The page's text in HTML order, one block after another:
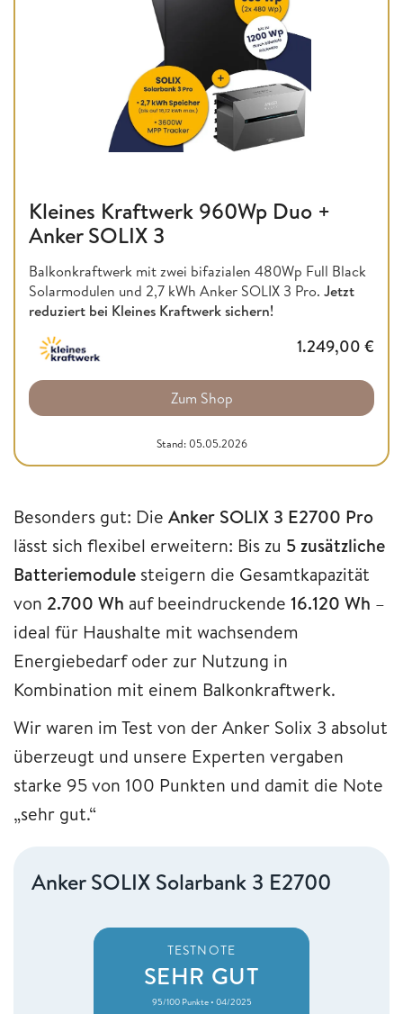
Kleines Kraftwerk 960Wp Duo +
Anker SOLIX 3
Balkonkraftwerk mit zwei bifazialen 480Wp Full Black
Solarmodulen und 2,7 kWh Anker SOLIX 3 Pro. Jetzt
reduziert bei Kleines Kraftwerk sichern!
1.249,00 €
Zum Shop
Stand: 05.05.2026
Besonders gut: Die Anker SOLIX 3 E2700 Pro
lässt sich flexibel erweitern: Bis zu 5 zusätzliche
Batteriemodule steigern die Gesamtkapazität
von 2.700 Wh auf beeindruckende 16.120 Wh –
ideal für Haushalte mit wachsendem
Energiebedarf oder zur Nutzung in
Kombination mit einem Balkonkraftwerk.
Wir waren im Test von der Anker Solix 3 absolut
überzeugt und unsere Experten vergaben
starke 95 von 100 Punkten und damit die Note
„sehr gut.“
Anker SOLIX Solarbank 3 E2700
TESTNOTE
SEHR GUT
95/100 Punkte • 04/2025